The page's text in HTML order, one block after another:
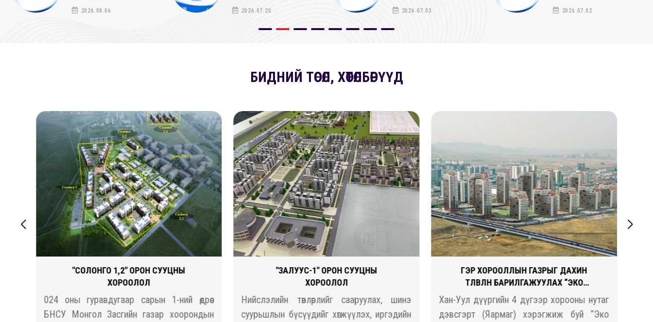
- Жолооч
2026.07.20 2026.07.03 2026.07.02 2026.06.25
БИДНИЙ ТӨСӨЛ, ХӨТӨЛБӨРҮҮД
"СОЛОНГО 1,2" ОРОН СУУЦНЫ
ХОРООЛОЛ
024 оны гуравдугаар сарын 1-ний өдрөөс
БНСУ Монгол Засгийн газар хоорондын
"ЗАЛУУС-1" ОРОН СУУЦНЫ
ХОРООЛОЛ
Нийслэлийн төвлөрлийг сааруулах, шинэ
суурьшлын бүсүүдийг хөгжүүлэх, иргэдийн
ГЭР ХОРООЛЛЫН ГАЗРЫГ ДАХИН
ТӨЛӨВЛӨН БАРИЛГАЖУУЛАХ “ЭКО
ЯАРМАГ 1” ТӨСӨЛ
Хан-Уул дүүргийн 4 дүгээр хорооны нутаг
дэвсгэрт (Яармаг) хэрэгжиж буй “Эко